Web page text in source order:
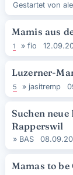
Gestartet von
Mamis aus
1 » fio
Luzerner-
5 » jasitremp
Suchen
Rapperswil
» BAS
Mamas to